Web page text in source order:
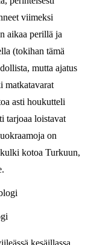
viimeksi
aikaa perillä ja
(tokihan tämä
mutta ajatus
matkatavarat
asti houkutteli
tarjoaa loistavat
on
kotoa Turkuun,
kesäillassa